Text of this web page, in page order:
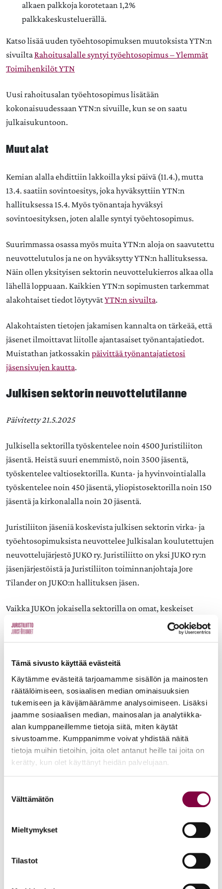
Tämä sivusto käyttää evästeitä
Käytämme evästeitä tarjoamamme sisällön ja mainosten
räätälöimiseen, sosiaalisen median ominaisuuksien
tukemiseen ja kävijämäärämme analysoimiseen. Lisäksi
jaamme sosiaalisen median, mainosalan ja analytiikka-
alan kumppaneillemme tietoja siitä, miten käytät
sivustoamme. Kumppanimme voivat yhdistää näitä
tietoja muihin tietoihin, joita olet antanut heille tai joita on
kerätty, kun olet käyttänyt heidän palvelujaan.
valinta
Välttämätön
Mieltymykset
Tilastot
alkaen palkkoja korotetaan 1,2%
palkkakeskusteluerällä.
Katso lisää uuden työehtosopimuksen muutoksista YTN:n
sivuilta Rahoitusalalle syntyi työehtosopimus – Ylemmät
Toimihenkilöt YTN
Uusi rahoitusalan työehtosopimus lisätään
kokonaisuudessaan YTN:n sivuille, kun se on saatu
julkaisukuntoon.
Muut alat
Kemian alalla ehdittiin lakkoilla yksi päivä (11.4.), mutta
13.4. saatiin sovintoesitys, joka hyväksyttiin YTN:n
hallituksessa 15.4. Myös työnantaja hyväksyi
sovintoesityksen, joten alalle syntyi työehtosopimus.
Suurimmassa osassa myös muita YTN:n aloja on saavutettu
neuvottelutulos ja ne on hyväksytty YTN:n hallituksessa.
Näin ollen yksityisen sektorin neuvottelukierros alkaa olla
lähellä loppuaan. Kaikkien YTN:n sopimusten tarkemmat
alakohtaiset tiedot löytyvätYTN:n sivuilta.
Alakohtaisten tietojen jakamisen kannalta on tärkeää, että
jäsenet ilmoittavat liitolle ajantasaiset työnantajatiedot.
Muistathan jatkossakinpäivittää työnantajatietosi
jäsensivujen kautta.
Julkisen sektorin neuvottelutilanne
Päivitetty 21.5.2025
Julkisella sektorilla työskentelee noin 4500 Juristiliiton
jäsentä. Heistä suuri enemmistö, noin 3500 jäsentä,
työskentelee valtiosektorilla. Kunta- ja hyvinvointialalla
työskentelee noin 450 jäsentä, yliopistosektorilla noin 150
jäsentä ja kirkonalalla noin 20 jäsentä.
Juristiliiton jäseniä koskevista julkisen sektorin virka- ja
työehtosopimuksista neuvottelee Julkisalan koulutettujen
neuvottelujärjestö JUKO ry. Juristiliitto on yksi JUKO ry:n
jäsenjärjestöistä ja Juristiliiton toiminnanjohtaja Jore
Tilander on JUKO:n hallituksen jäsen.
Vaikka JUKOn jokaisella sektorilla on omat, keskeiset
sopimustavoitteensa, on JUKOn hallitus vahvistanut
kaikille sektoreille myös yhteiset tavoitteet. Yhteisiä
korotukset, palkaton työ palkalliseksi, omaishoitovapaa ja
hedelmöityshoitojen vaatimat poissaolot palkallisiksi ja
luottamusmiesten aseman parantaminen.
Kirkko
Kirkon uusi virka- ja työehtosopimus on hyväksytty
6.3.2025. Palkankorotusten taso on viennin avauksen
irtisanottavissa.
Lue lisää sopimuksen sisällöstä
Valtio
Tammikuun puolivälissä alkaneet neuvottelut olivat tällä